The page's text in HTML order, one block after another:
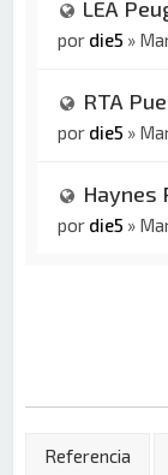
LEA
por die5 »
RTA
por die5 »
Haynes
por die5 »
Referencia